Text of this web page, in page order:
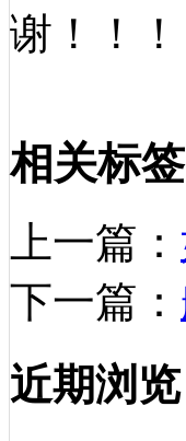
谢！！！
相关标签
上一篇：
下一篇：
近期浏览